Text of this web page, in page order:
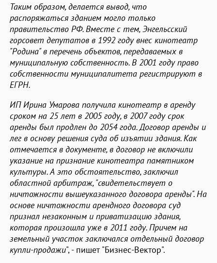
Таким образом, делается вывод, что
распоряжаться зданием могло только
правительство РФ. Вместе с тем, Энгельсский
горсовет депутатов в 1992 году внес кинотеатр
"Родина" в перечень объектов, передаваемых в
муниципальную собственность. В 2001 году право
собственности муниципалитета регистрируют в
ЕГРН.
ИП Ирина Умарова получила кинотеатр в аренду
сроком на 25 лет в 2005 году, в 2007 году срок
аренды был продлен до 2054 года. Договор аренды и
лег в основу решения суда об изъятии здания. Как
отмечается в документе, в договор не включили
указание на признание кинотеатра памятником
культуры. А это обстоятельство, заключил
областной арбитраж, "свидетельствует о
ничтожности вышеуказанного договора аренды". На
основе ничтожности арендного договора суд
признал незаконным и приватизацию здания,
которая произошла уже в 2011 году. Причем на
земельный участок заключался отдельный договор
купли-продажи", - пишет "Бизнес-Вектор".